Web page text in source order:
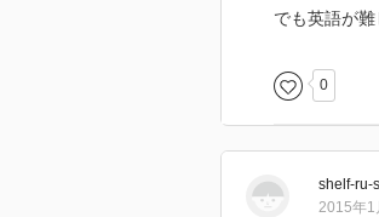
でも英語が
0
shelf-ru-
2015年1